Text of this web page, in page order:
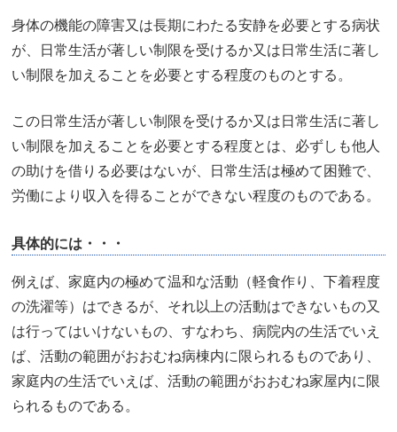
身体の機能の障害又は長期にわたる安静を必要とする病状
が、日常生活が著しい制限を受けるか又は日常生活に著し
い制限を加えることを必要とする程度のものとする。
この日常生活が著しい制限を受けるか又は日常生活に著し
い制限を加えることを必要とする程度とは、必ずしも他人
の助けを借りる必要はないが、日常生活は極めて困難で、
労働により収入を得ることができない程度のものである。
具体的には・・・
例えば、家庭内の極めて温和な活動（軽食作り、下着程度
の洗濯等）はできるが、それ以上の活動はできないもの又
は行ってはいけないもの、すなわち、病院内の生活でいえ
ば、活動の範囲がおおむね病棟内に限られるものであり、
家庭内の生活でいえば、活動の範囲がおおむね家屋内に限
られるものである。